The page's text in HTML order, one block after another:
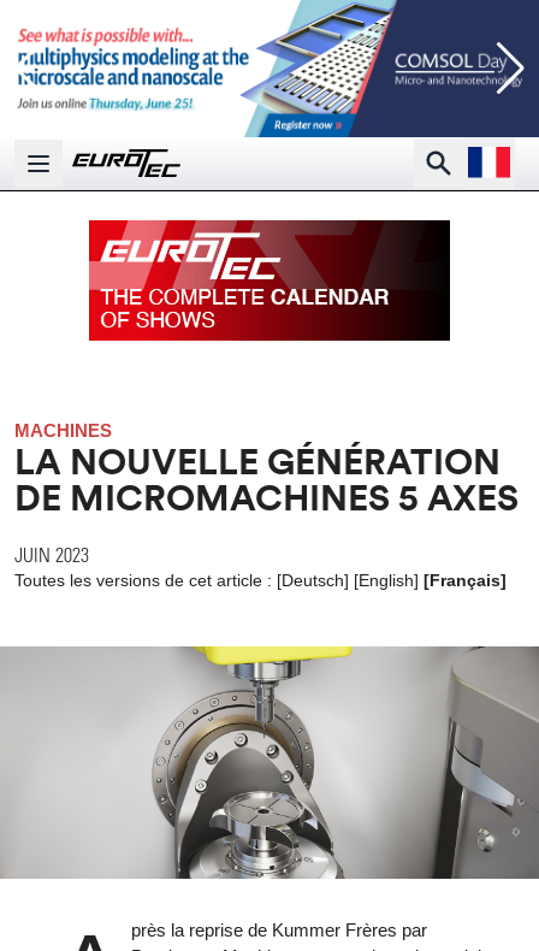
Open main menu
Search
MACHINES
LA NOUVELLE GÉNÉRATION
DE MICROMACHINES 5 AXES
JUIN 2023
Toutes les versions de cet article : [Deutsch] [English] [Français]
près la reprise de Kummer Frères par